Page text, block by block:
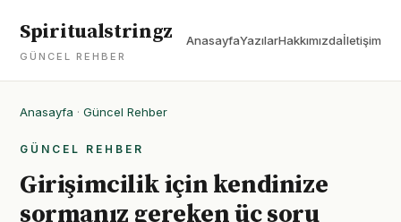
Spiritualstringz
GÜNCEL REHBER
AnasayfaYazılarHakkımızdaİletişim
Anasayfa · Güncel Rehber
GÜNCEL REHBER
Girişimcilik için kendinize
sormanız gereken üç soru